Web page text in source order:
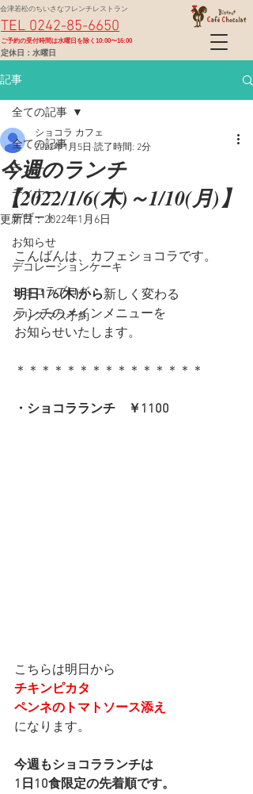
定休日：水曜日
TEL 0242-85-6650
会津若松のちいさなフレンチレストラン
​ご予約の受付時間は水曜日を除く10:00〜16:00
記事
全ての記事
ランチ
ディナー
デザート
お知らせ
デコレーションケーキ
ショコラブログ
クリスマス予約
全ての記事
今週のランチ
【2022/1/6(木)～1/10(月)】
ショコラ カフェ
2022年1月5日 読了時間: 2分
更新日：2022年1月6日
こんばんは、カフェショコラです。
明日1/6(木)から新しく変わる
ランチのメインメニューを
お知らせいたします。
＊＊＊＊＊＊＊＊＊＊＊＊＊＊＊
・ショコラランチ　￥1100
こちらは明日から
チキンピカタ
ペンネのトマトソース添え
になります。
今週もショコラランチは
1日10食限定の先着順です。